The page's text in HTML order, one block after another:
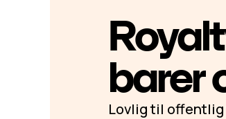
barer
Lovlig til